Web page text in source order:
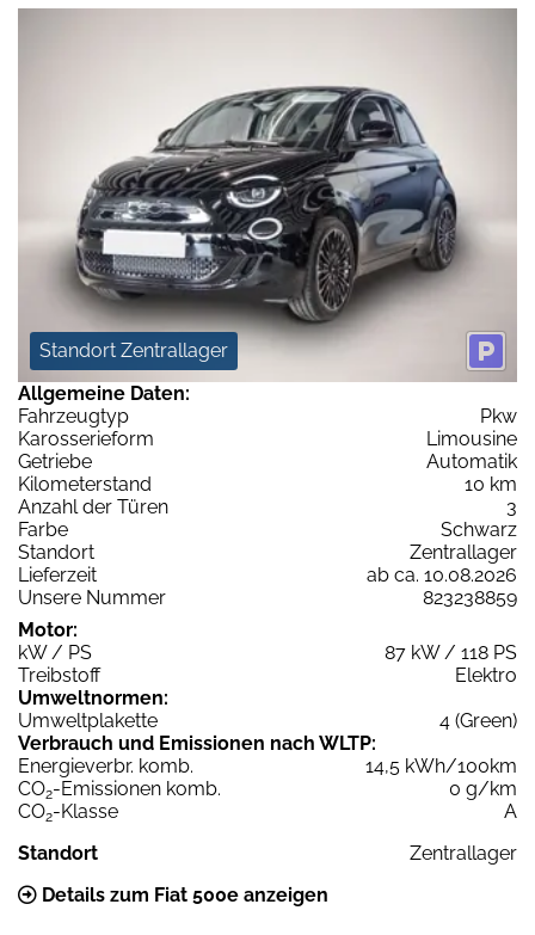
Standort Zentrallager
Allgemeine Daten:
Fahrzeugtyp
Pkw
Karosserieform
Limousine
Getriebe
Automatik
Kilometerstand
10 km
Anzahl der Türen
3
Farbe
Schwarz
Standort
Zentrallager
Lieferzeit
ab ca. 10.08.2026
Unsere Nummer
823238859
Motor:
kW / PS
87 kW / 118 PS
Treibstoff
Elektro
Umweltnormen:
Umweltplakette
4 (Green)
Verbrauch und Emissionen nach WLTP:
Energieverbr. komb.
14,5 kWh/100km
CO2-Emissionen komb.
0 g/km
CO2-Klasse
A
Standort
Zentrallager
Details zum Fiat 500e anzeigen